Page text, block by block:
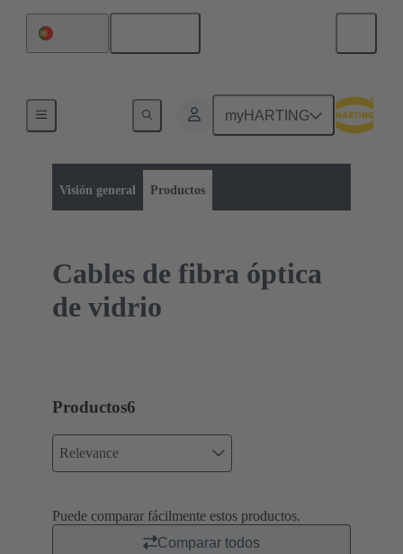
myHARTING
Visión general Productos
Cables de fibra óptica
Cables de fibra óptica
de vidrio
Productos6
Relevance
Puede comparar fácilmente estos productos.
Comparar todos